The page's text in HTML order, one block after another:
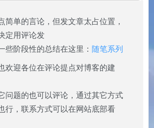
简单的言论，但发文章太占位置，
定用评论发
些阶段性的总结在这里： 随笔系列
欢迎各位在评论提点对博客的建
问题的也可以评论，通过其它方式
行，联系方式可以在网站底部看